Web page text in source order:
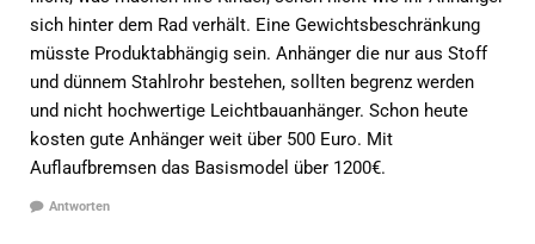
sich hinter dem Rad verhält. Eine Gewichtsbeschränkung
müsste Produktabhängig sein. Anhänger die nur aus Stoff
und dünnem Stahlrohr bestehen, sollten begrenz werden
und nicht hochwertige Leichtbauanhänger. Schon heute
kosten gute Anhänger weit über 500 Euro. Mit
Auflaufbremsen das Basismodel über 1200€.
Antworten